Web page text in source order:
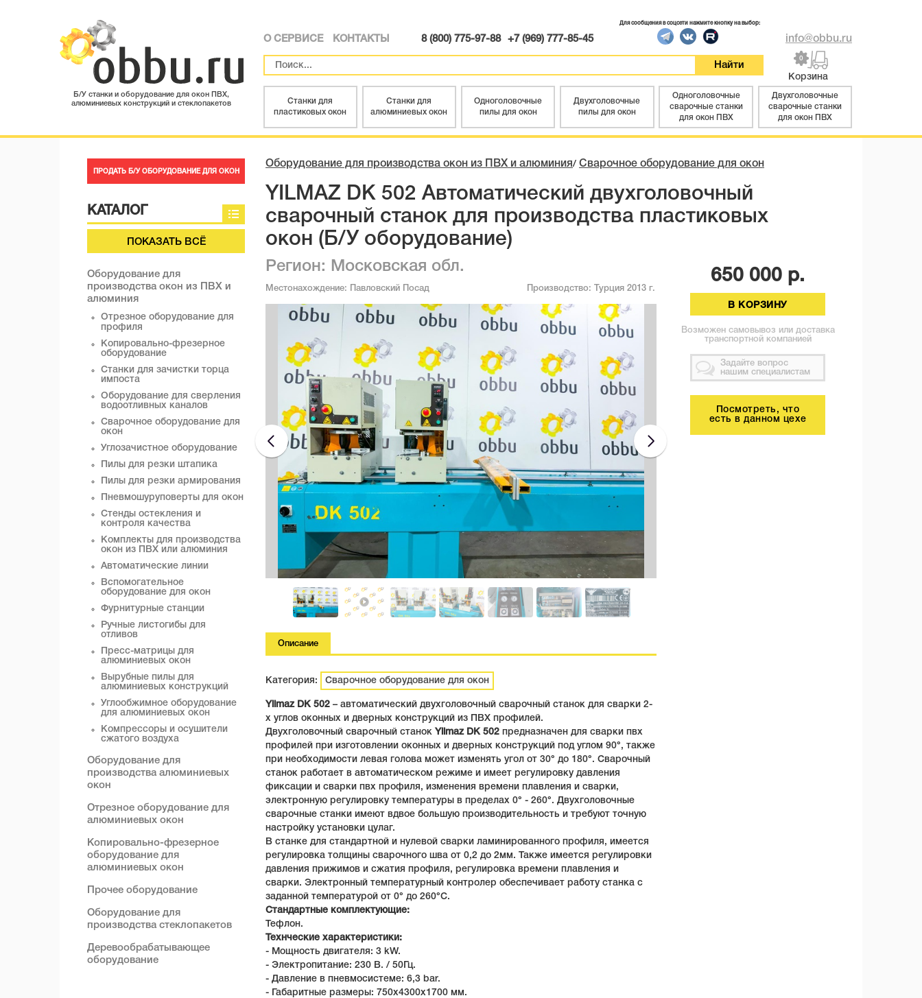
Б/У станки и оборудование для окон ПВХ,
алюминиевых конструкций и стеклопакетов
О СЕРВИСЕ КОНТАКТЫ 8 (800) 775-97-88 +7 (969) 777-85-45
Для сообщения в соцсети нажмите кнопку на выбор:
info@obbu.ru
0
Корзина
Станки для
пластиковых окон
Станки для
алюминиевых окон
Одноголовочные
пилы для окон
Двухголовочные
пилы для окон
Одноголовочные
сварочные станки
для окон ПВХ
Двухголовочные
сварочные станки
для окон ПВХ
ПРОДАТЬ Б/У ОБОРУДОВАНИЕ ДЛЯ ОКОН
КАТАЛОГ
ПОКАЗАТЬ ВСЁ
Оборудование для
производства окон из ПВХ и
алюминия
Отрезное оборудование для
профиля
Копировально-фрезерное
оборудование
Станки для зачистки торца
импоста
Оборудование для сверления
водоотливных каналов
Сварочное оборудование для
окон
Углозачистное оборудование
Пилы для резки штапика
Пилы для резки армирования
Пневмошуруповерты для окон
Стенды остекления и
контроля качества
Комплекты для производства
окон из ПВХ или алюминия
Автоматические линии
Вспомогательное
оборудование для окон
Фурнитурные станции
Ручные листогибы для
отливов
Пресс-матрицы для
алюминиевых окон
Вырубные пилы для
алюминиевых конструкций
Углообжимное оборудование
для алюминиевых окон
Компрессоры и осушители
сжатого воздуха
Оборудование для
производства алюминиевых
окон
Отрезное оборудование для
алюминиевых окон
Копировально-фрезерное
оборудование для
алюминиевых окон
Прочее оборудование
Оборудование для
производства стеклопакетов
Деревообрабатывающее
оборудование
Оборудование для производства окон из ПВХ и алюминия / Сварочное оборудование для окон
YILMAZ DK 502 Автоматический двухголовочный
сварочный станок для производства пластиковых
окон (Б/У оборудование)
Регион: Московская обл.
Местонахождение: Павловский Посад Производство: Турция 2013 г.
Описание
Категория: Сварочное оборудование для окон
Yilmaz DK 502 – автоматический двухголовочный сварочный станок для сварки 2-
х углов оконных и дверных конструкций из ПВХ профилей.
Двухголовочный сварочный станок Yilmaz DK 502 предназначен для сварки пвх
профилей при изготовлении оконных и дверных конструкций под углом 90°, также
при необходимости левая голова может изменять угол от 30° до 180°. Сварочный
станок работает в автоматическом режиме и имеет регулировку давления
фиксации и сварки пвх профиля, изменения времени плавления и сварки,
электронную регулировку температуры в пределах 0° - 260°. Двухголовочные
сварочные станки имеют вдвое большую производительность и требуют точную
настройку установки цулаг.
В станке для стандартной и нулевой сварки ламинированного профиля, имеется
регулировка толщины сварочного шва от 0,2 до 2мм. Также имеется регулировки
давления прижимов и сжатия профиля, регулировка времени плавления и
сварки. Электронный температурный контролер обеспечивает работу станка с
заданной температурой от 0° до 260°С.
Стандартные комплектующие:
Тефлон.
Технческие характеристики:
- Мощность двигателя: 3 kW.
- Электропитание: 230 В. / 50Гц.
- Давление в пневмосистеме: 6,3 bar.
- Габаритные размеры: 750х4300х1700 мм.
650 000 р.
В КОРЗИНУ
Возможен самовывоз или доставка
транспортной компанией
Задайте вопрос
нашим специалистам
Посмотреть, что
есть в данном цехе